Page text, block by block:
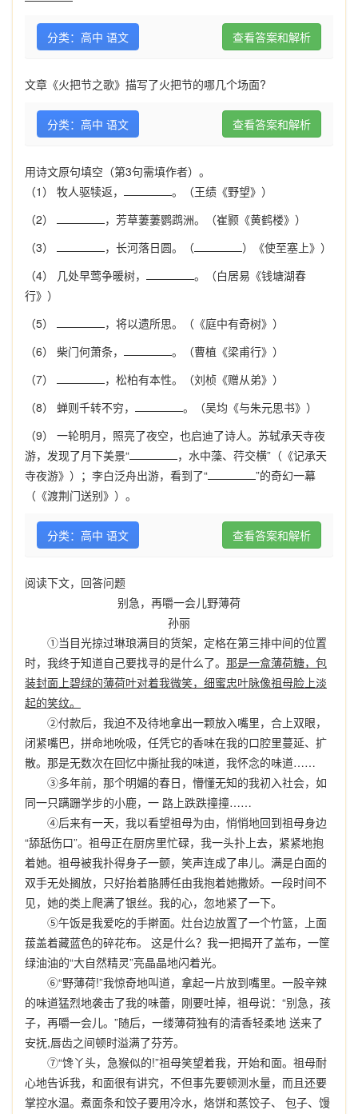
分类：高中 语文 查看答案和解析
文章《火把节之歌》描写了火把节的哪几个场面?
分类：高中 语文 查看答案和解析
用诗文原句填空（第3句需填作者）。
（1） 牧人驱犊返，
。（王绩《野望》）
（2）
，芳草萋萋鹦鹉洲。（崔颢《黄鹤楼》）
（3）
，长河落日圆。（
）《使至塞上》）
（4） 几处早莺争暖树，
。（白居易《钱塘湖春
行》）
（5）
，将以遗所思。（《庭中有奇树》）
（6） 柴门何萧条，
。（曹植《梁甫行》）
（7）
，松柏有本性。（刘桢《赠从弟》）
（8） 蝉则千转不穷，
。（吴均《与朱元思书》）
（9） 一轮明月，照亮了夜空，也启迪了诗人。苏轼承天寺夜
游，发现了月下美景“
，水中藻、荇交横”（《记承天
寺夜游》）；李白泛舟出游，看到了“
”的奇幻一幕
（《渡荆门送别》）。
分类：高中 语文 查看答案和解析
阅读下文，回答问题
别急，再嚼一会儿野薄荷
孙丽
①当目光掠过琳琅满目的货架，定格在第三排中间的位置
时，我终于知道自己要找寻的是什么了。 那是一盒薄荷糖，包
装封面上碧绿的薄荷叶对着我微笑，细蜜忠叶脉像祖母脸上淡
起的笑纹。
②付款后，我迫不及待地拿出一颗放入嘴里，合上双眼，
闭紧嘴巴，拼命地吮吸，任凭它的香味在我的口腔里蔓延、扩
散。那是无数次在回忆中撕扯我的味道，我怀念的味道……
③多年前，那个明媚的春日，懵懂无知的我初入社会，如
同一只蹒跚学步的小鹿，一 路上跌跌撞撞……
④后来有一天，我以看望祖母为由，悄悄地回到祖母身边
“舔舐伤口”。祖母正在厨房里忙碌，我一头扑上去，紧紧地抱
着她。祖母被我扑得身子一颤，笑声连成了串儿。满是白面的
双手无处搁放，只好抬着胳膊任由我抱着她撒娇。一段时间不
见，她的类上爬满了银丝。我的心，忽地紧了一下。
⑤午饭是我爱吃的手擀面。灶台边放置了一个竹篮，上面
菝盖着藏蓝色的碎花布。 这是什么？我一把揭开了盖布，一筐
绿油油的“大自然精灵”亮晶晶地闪着光。
⑥“野薄荷!”我惊奇地叫道，拿起一片放到嘴里。一股辛辣
的味道猛烈地袭击了我的味蕾，刚要吐掉，祖母说：“别急，孩
子，再嚼一会儿。”随后，一缕薄荷独有的清香轻柔地 送来了
安抚,唇齿之间顿时溢满了芬芳。
⑦“馋丫头，急猴似的!”祖母笑望着我，开始和面。祖母耐
心地告诉我，和面很有讲究，不但事先要顿测水量，而且还要
掌控水温。煮面条和饺子要用冷水，烙饼和蒸饺子、 包子、馒